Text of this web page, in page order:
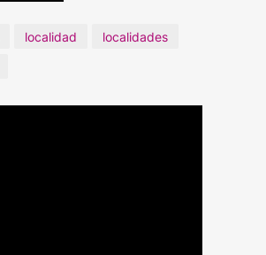
localidad
localidades